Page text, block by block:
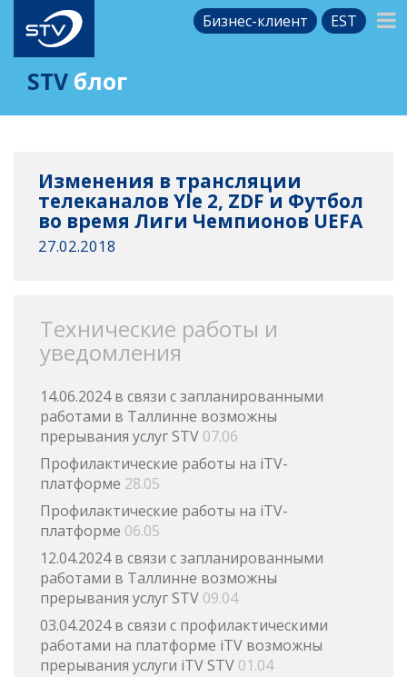
Бизнес-клиент EST
STV блог
Изменения в трансляции
телеканалов Yle 2, ZDF и Футбол
во время Лиги Чемпионов UEFA
27.02.2018
Технические работы и
уведомления
14.06.2024 в связи с запланированными
работами в Таллинне возможны
прерывания услуг STV 07.06
Профилактические работы на iTV-
платформе 28.05
Профилактические работы на iTV-
платформе 06.05
12.04.2024 в связи с запланированными
работами в Таллинне возможны
прерывания услуг STV 09.04
03.04.2024 в связи с профилактическими
работами на платформе iTV возможны
прерывания услуги iTV STV 01.04